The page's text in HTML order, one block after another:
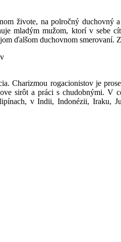
živote, na polročný
mladým mužom, ktorí v sebe
ďalšom duchovnom smerovaní.
Charizmou rogacionistov je
sirôt a práci s chudobnými.
v Indii, Indonézii, Iraku,